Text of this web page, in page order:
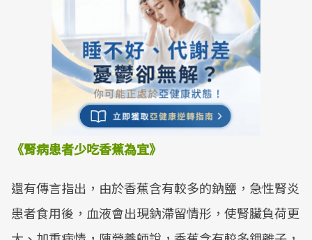
《腎病患者少吃香蕉為宜》
還有傳言指出，由於香蕉含有較多的鈉鹽，急性腎炎
患者食用後，血液會出現鈉滯留情形，使腎臟負荷更